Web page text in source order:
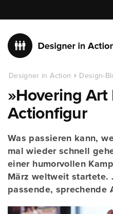
Designer in Action Design-
»Hovering Art
Actionfigur
Was passieren kann,
mal wieder schnell
einer humorvollen
März weltweit startete.
passende, sprechende